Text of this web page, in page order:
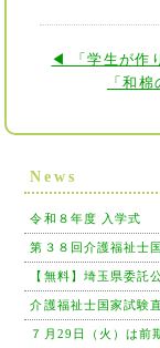
◀ 「学生が作
「和
News
令和８年度 入学式
第３８回介護福祉士
【無料】埼玉県委託
介護福祉士国家試験
７月29日（火）は前